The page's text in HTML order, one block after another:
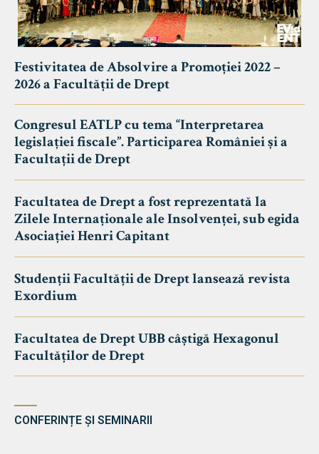
Festivitatea de Absolvire a Promoției 2022 –
2026 a Facultății de Drept
Congresul EATLP cu tema “Interpretarea
legislației fiscale”. Participarea României și a
Facultații de Drept
Facultatea de Drept a fost reprezentată la
Zilele Internaționale ale Insolvenței, sub egida
Asociației Henri Capitant
Studenții Facultății de Drept lansează revista
Exordium
Facultatea de Drept UBB câștigă Hexagonul
Facultăților de Drept
CONFERINȚE ȘI SEMINARII